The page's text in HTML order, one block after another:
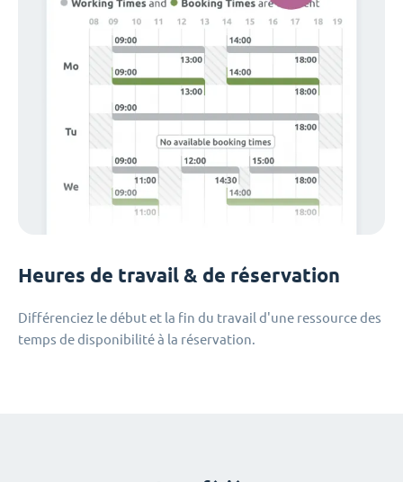
Heures de travail & de réservation
Différenciez le début et la fin du travail d'une ressource des
temps de disponibilité à la réservation.